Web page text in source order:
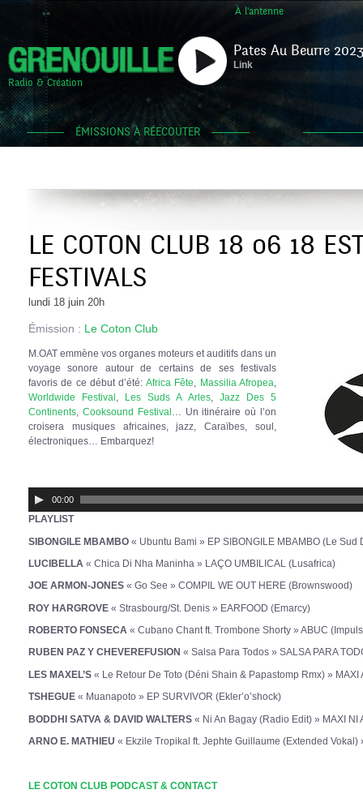
À l'antenne
Radio & Création
Pates Au Beurre
Link
ÉMISSIONS À RÉECOUTER
LE COTON CLUB 18 06 18
FESTIVALS
lundi 18 juin 20h
Émission : Le Coton Club
M.OAT emmène vos organes moteurs et auditifs dans un
voyage sonore autour de certains de ses festivals
favoris de ce début d’été: Africa Fête Massilia Afropea
Worldwide Festival
Les Suds A Arles, Jazz Des 5
Continents
Cooksound Festival
… Un itinéraire où l’on
croisera musiques africaines, jazz, Caraïbes, soul,
électroniques… Embarquez!
00:00
PLAYLIST
SIBONGILE MBAMBO « Ubuntu Bami » EP SIBONGILE MBAMBO (Le Sud
LUCIBELLA « Chica Di Nha Maninha » LAÇO UMBILICAL (Lusafrica)
JOE ARMON-JONES « Go See » COMPIL WE OUT HERE (Brownswood)
ROY HARGROVE « Strasbourg/St. Denis » EARFOOD (Emarcy)
ROBERTO FONSECA « Cubano Chant ft. Trombone Shorty » ABUC
RUBEN PAZ Y CHEVEREFUSION « Salsa Para Todos » SALSA PARA
LES MAXEL’S « Le Retour De Toto (Déni Shain & Papastomp Rmx) »
TSHEGUE « Muanapoto » EP SURVIVOR (Ekler’o’shock)
BODDHI SATVA & DAVID WALTERS « Ni An Bagay (Radio Edit) » MAXI NI
ARNO E. MATHIEU « Ekzile Tropikal ft. Jephte Guillaume (Extended Vokal)
LE COTON CLUB PODCAST & CONTACT